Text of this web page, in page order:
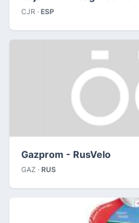
CJR · ESP
Gazprom - RusVelo
GAZ · RUS